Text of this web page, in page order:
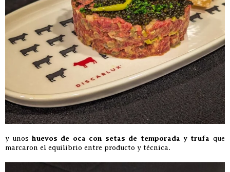
y unos huevos de oca con setas de temporada y trufa que
marcaron el equilibrio entre producto y técnica.